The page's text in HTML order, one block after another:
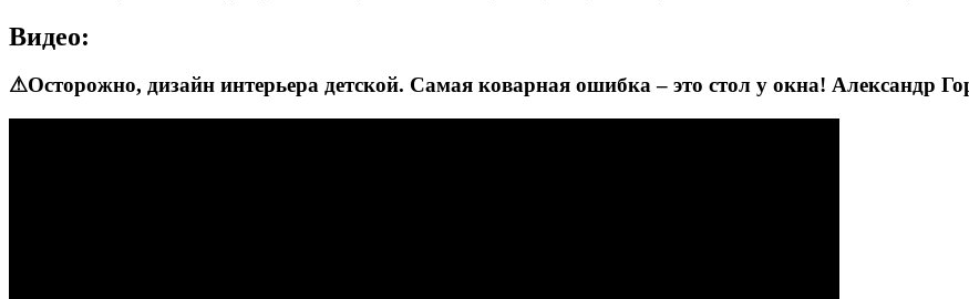
Видео:
⚠Осторожно, дизайн интерьера детской. Самая коварная ошибка – это стол у окна! Александр